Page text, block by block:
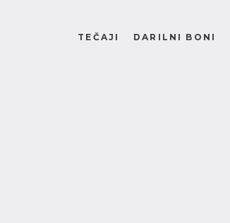
TEČAJI DARILNI BONI